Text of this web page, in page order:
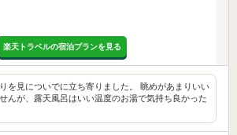
楽天トラベルの宿泊プランを見る
を見についでに立ち寄りました。 眺めがあまりいい
んが、露天風呂はいい温度のお湯で気持ち良かった